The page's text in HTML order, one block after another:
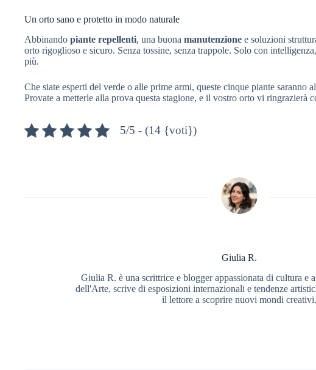
Un orto sano e protetto in modo naturale
Abbinando piante repellenti, una buona manutenzione e soluzioni
orto rigoglioso e sicuro. Senza tossine, senza trappole. Solo con
più.
Che siate esperti del verde o alle prime armi, queste cinque piante saranno
Provate a metterle alla prova questa stagione, e il vostro orto vi ringrazierà
5/5 - (14 {voti})
Giulia R.
Giulia R. è una scrittrice e blogger appassionata di cultura e
dell'Arte, scrive di esposizioni internazionali e tendenze
il lettore a scoprire nuovi mondi creativi.